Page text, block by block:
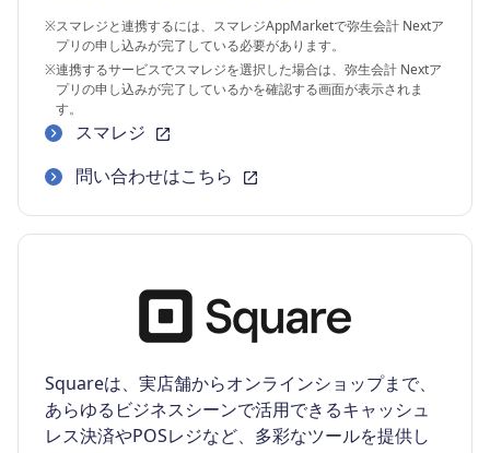
※スマレジと連携するには、スマレジAppMarketで弥生会計 Nextア
プリの申し込みが完了している必要があります。
※連携するサービスでスマレジを選択した場合は、弥生会計 Nextア
プリの申し込みが完了しているかを確認する画面が表示されま
す。
スマレジ
問い合わせはこちら
Squareは、実店舗からオンラインショップまで、
あらゆるビジネスシーンで活用できるキャッシュ
レス決済やPOSレジなど、多彩なツールを提供し